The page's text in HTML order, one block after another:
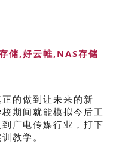
的做到让未来的新
期间就能模拟今后工
广电传媒行业，打下
教学。